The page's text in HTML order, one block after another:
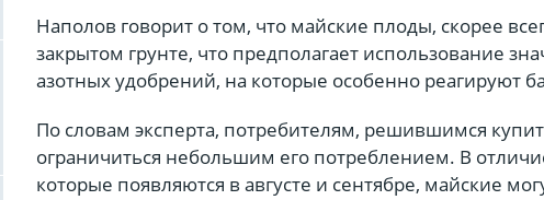
Наполов говорит о том, что майские плоды, скорее
закрытом грунте, что предполагает использование
азотных удобрений, на которые особенно реагируют
По словам эксперта, потребителям, решившимся
ограничиться небольшим его потреблением. В
которые появляются в августе и сентябре, майские